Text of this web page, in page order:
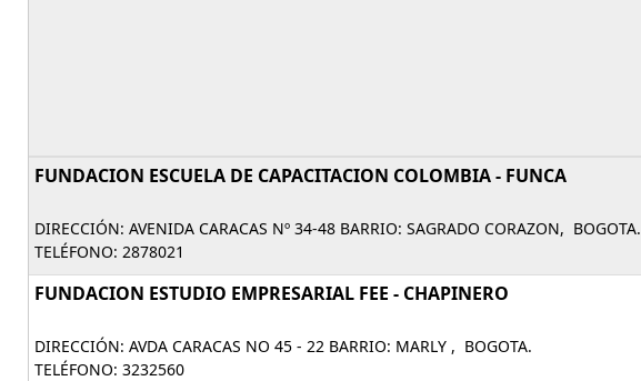
FUNDACION ESCUELA DE CAPACITACION COLOMBIA - FUNCA
DIRECCIÓN: AVENIDA CARACAS Nº 34-48 BARRIO: SAGRADO CORAZON, BOGOTA.
TELÉFONO: 2878021
FUNDACION ESTUDIO EMPRESARIAL FEE - CHAPINERO
DIRECCIÓN: AVDA CARACAS NO 45 - 22 BARRIO: MARLY , BOGOTA.
TELÉFONO: 3232560